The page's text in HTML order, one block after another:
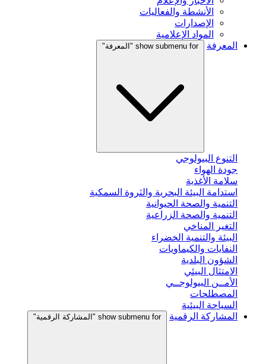
الأنشطة والفعاليات
الإصدارات
المواد الإعلامية
المعرفة
show submenu for "المعرفة"
التنوع البيولوجي
جودة الهواء
سلامة الأغذية
استدامة البيئة البحرية والثروة السمكية
التنمية والصحة الحيوانية
التنمية والصحة الزراعية
التغير المناخي
البيئة والتنمية الخضراء
النفايات والكيماويات
الشؤون البلدية
الامتثال البيئي
الأمــن البيولوجــي
المصطلحات
السياحة البيئية
المشاركة الرقمية
show submenu for "المشاركة الرقمية"